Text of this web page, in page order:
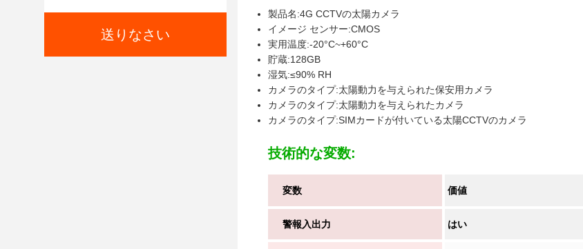
送りなさい
製品名:4G CCTVの太陽カメラ
イメージ センサー:CMOS
実用温度:-20°C~+60°C
貯蔵:128GB
湿気:≤90% RH
カメラのタイプ:太陽動力を与えられた保安用カメラ
カメラのタイプ:太陽動力を与えられたカメラ
カメラのタイプ:SIMカードが付いている太陽CCTVのカメラ
技術的な変数:
変数 価値
警報入出力 はい